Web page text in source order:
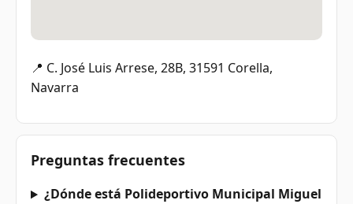
📍 C. José Luis Arrese, 28B, 31591 Corella,
Navarra
Preguntas frecuentes
¿Dónde está Polideportivo Municipal Miguel